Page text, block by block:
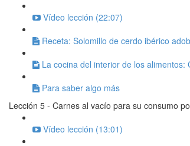
Vídeo lección (22:07)
Receta: Solomillo de cerdo ibérico
La cocina del interior de los alimentos:
Para saber algo más
Lección 5 - Carnes al vacío para su consumo
Vídeo lección (13:01)